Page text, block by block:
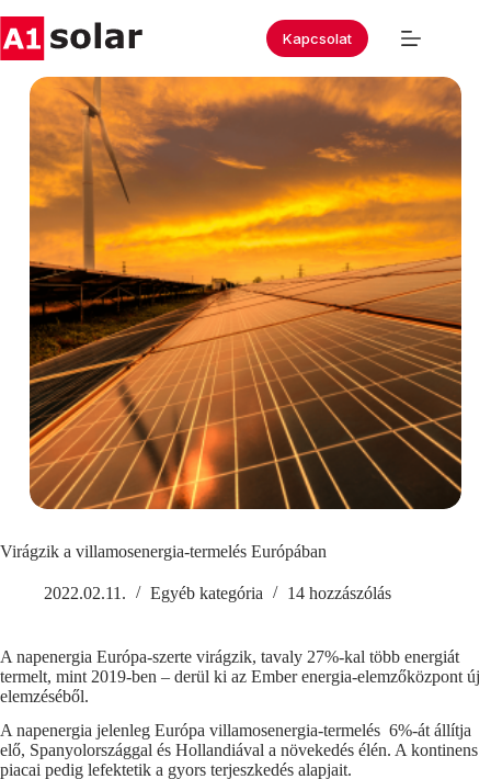
Kapcsolat
Virágzik a villamosenergia-termelés Európában
2022.02.11. Egyéb kategória 14 hozzászólás
A napenergia Európa-szerte virágzik, tavaly 27%-kal több energiát
termelt, mint 2019-ben – derül ki az Ember energia-elemzőközpont új
elemzéséből.
A napenergia jelenleg Európa villamosenergia-termelés 6%-át állítja
elő, Spanyolországgal és Hollandiával a növekedés élén. A kontinens
piacai pedig lefektetik a gyors terjeszkedés alapjait.